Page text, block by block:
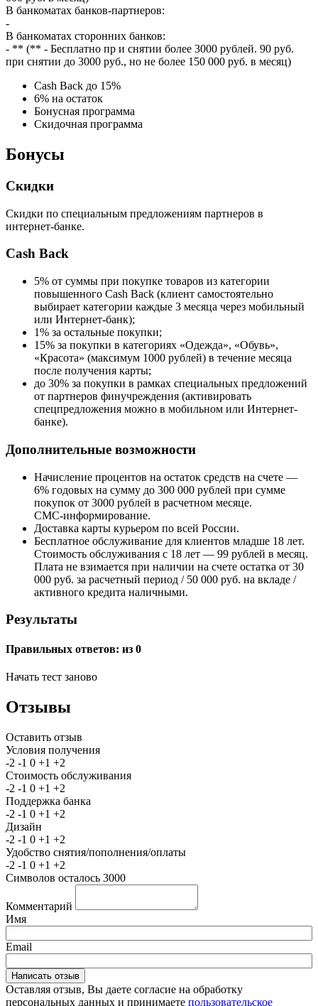
В банкоматах банков-партнеров:
-
В банкоматах сторонних банков:
- ** (** - Бесплатно пр и снятии более 3000 рублей. 90 руб.
при снятии до 3000 руб., но не более 150 000 руб. в месяц)
Cash Back до 15%
6% на остаток
Бонусная программа
Скидочная программа
Бонусы
Скидки
Скидки по специальным предложениям партнеров в
интернет-банке.
Cash Back
5% от суммы при покупке товаров из категории
повышенного Cash Back (клиент самостоятельно
выбирает категории каждые 3 месяца через мобильный
или Интернет-банк);
1% за остальные покупки;
15% за покупки в категориях «Одежда», «Обувь»,
«Красота» (максимум 1000 рублей) в течение месяца
после получения карты;
до 30% за покупки в рамках специальных предложений
от партнеров финучреждения (активировать
спецпредложения можно в мобильном или Интернет-
банке).
Дополнительные возможности
Начисление процентов на остаток средств на счете —
6% годовых на сумму до 300 000 рублей при сумме
покупок от 3000 рублей в расчетном месяце.
СМС-информирование.
Доставка карты курьером по всей России.
Бесплатное обслуживание для клиентов младше 18 лет.
Стоимость обслуживания с 18 лет — 99 рублей в месяц.
Плата не взимается при наличии на счете остатка от 30
000 руб. за расчетный период / 50 000 руб. на вкладе /
активного кредита наличными.
Результаты
Правильных ответов: из 0
Начать тест заново
Отзывы
Оставить отзыв
Условия получения
-2 -1 0 +1 +2
Стоимость обслуживания
-2 -1 0 +1 +2
Поддержка банка
-2 -1 0 +1 +2
Дизайн
-2 -1 0 +1 +2
Удобство снятия/пополнения/оплаты
-2 -1 0 +1 +2
Символов осталось 3000
Комментарий
Имя
Email
Оставляя отзыв, Вы даете согласие на обработку
персональных данных и принимаете пользовательское